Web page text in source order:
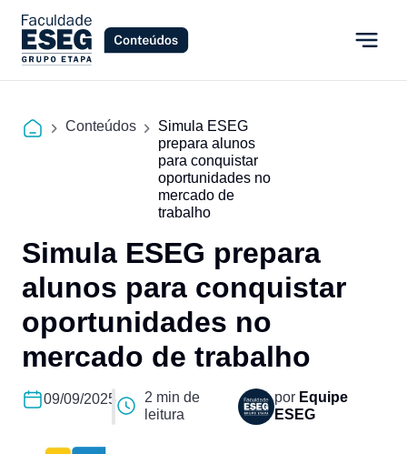
Conteúdos
Simula ESEG
prepara alunos
para conquistar
oportunidades no
mercado de
trabalho
Simula ESEG prepara
alunos para conquistar
oportunidades no
mercado de trabalho
por Equipe
ESEG
09/09/2025
2 min de
leitura